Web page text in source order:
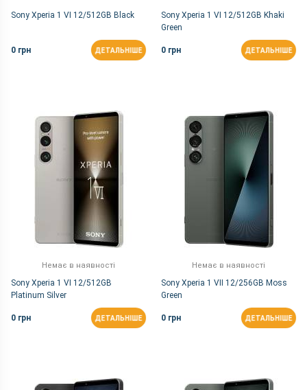
Sony Xperia 1 VI 12/512GB Black
0 грн ДЕТАЛЬНІШЕ
Sony Xperia 1 VI 12/512GB Khaki
Green
0 грн ДЕТАЛЬНІШЕ
Немає в наявності
Sony Xperia 1 VI 12/512GB
Platinum Silver
0 грн ДЕТАЛЬНІШЕ
Немає в наявності
Sony Xperia 1 VII 12/256GB Moss
Green
0 грн ДЕТАЛЬНІШЕ